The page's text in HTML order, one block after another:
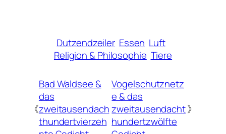
Dutzendzeiler Essen Luft
Religion & Philosophie Tiere
《
Bad Waldsee &
das
zweitausendach
thundertvierzeh
Vogelschutznetz
e & das
zweitausendacht
hundertzwölfte
》